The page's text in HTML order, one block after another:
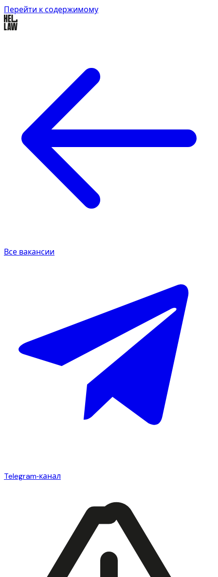
Перейти к содержимому
Все вакансии
Telegram‑канал